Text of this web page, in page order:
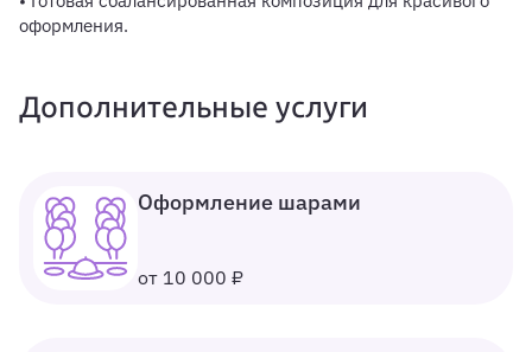
оформления.
Дополнительные услуги
Оформление шарами
от 10 000 ₽